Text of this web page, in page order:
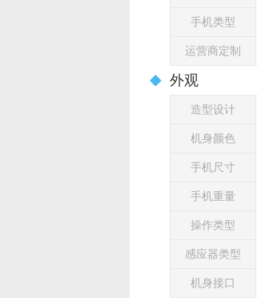
手机类型
运营商定制
外观
造型设计
机身颜色
手机尺寸
手机重量
操作类型
感应器类型
机身接口